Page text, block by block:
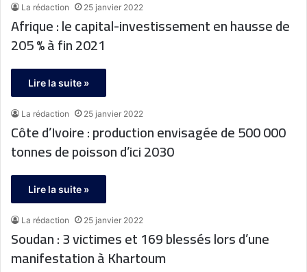
La rédaction 25 janvier 2022
Afrique : le capital-investissement en hausse de
205 % à fin 2021
Lire la suite »
La rédaction 25 janvier 2022
Côte d’Ivoire : production envisagée de 500 000
tonnes de poisson d’ici 2030
Lire la suite »
La rédaction 25 janvier 2022
Soudan : 3 victimes et 169 blessés lors d’une
manifestation à Khartoum